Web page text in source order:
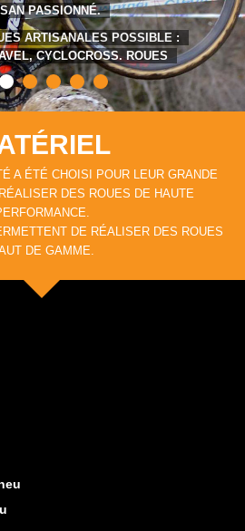
PASSIONNÉ.
ARTISANALES POSSIBLE :
CYCLOCROSS. ROUES
A ÉTÉ CHOISI POUR LEUR GRANDE
DES ROUES DE HAUTE
DE RÉALISER DES ROUES
DE GAMME.